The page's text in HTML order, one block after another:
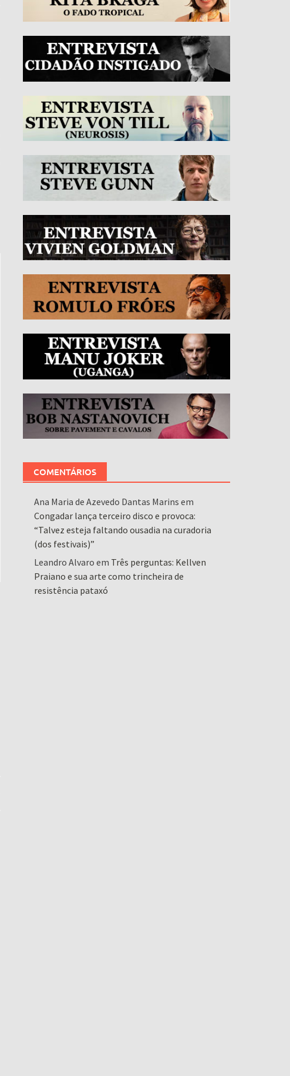
COMENTÁRIOS
Ana Maria de Azevedo Dantas Marins em
Congadar lança terceiro disco e provoca:
“Talvez esteja faltando ousadia na curadoria
(dos festivais)”
Leandro Alvaro em Três perguntas: Kellven
Praiano e sua arte como trincheira de
resistência pataxó